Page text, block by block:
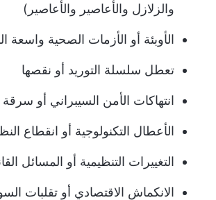
والزلازل والأعاصير والأعاصير)
الأوبئة أو الأزمات الصحية واسعة
تعطل سلسلة التوريد أو نقصها
انتهاكات الأمن السيبراني أو سرقة
الأعطال التكنولوجية أو انقطاع
التغييرات التنظيمية أو المسائل
الانكماش الاقتصادي أو تقلبات